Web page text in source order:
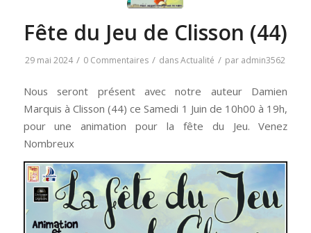
Fête du Jeu de Clisson (44)
29 mai 2024 / 0 Commentaires / dansActualité / par admin3562
Nous seront présent avec notre auteur Damien
Marquis à Clisson (44) ce Samedi 1 Juin de 10h00 à 19h,
pour une animation pour la fête du Jeu. Venez
Nombreux